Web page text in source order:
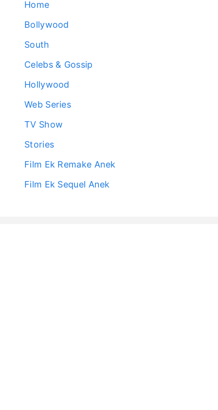
Home
Bollywood
South
Celebs & Gossip
Hollywood
Web Series
TV Show
Stories
Film Ek Remake Anek
Film Ek Sequel Anek